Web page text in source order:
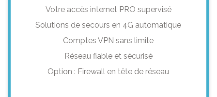
Votre accès internet PRO supervisé
Solutions de secours en 4G automatique
Comptes VPN sans limite
Réseau fiable et sécurisé
Option : Firewall en tête de réseau